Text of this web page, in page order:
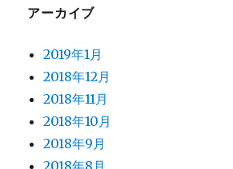
アーカイブ
2019年1月
2018年12月
2018年11月
2018年10月
2018年9月